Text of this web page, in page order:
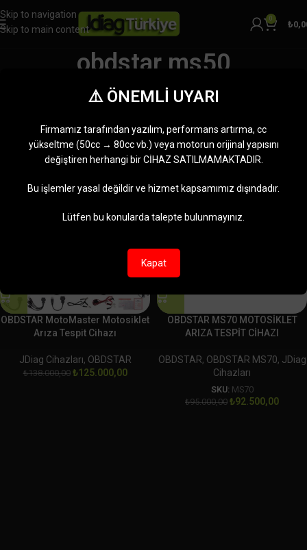
Skip to navigation
Skip to main content
0
₺
obdstar ms50
Ürünler “obdstar ms50” olarak etiketlendi
Kenar çubuğunu göster
OBDSTAR MotoMaster Motosiklet
Arıza Tespit Cihazı
JDiag Cihazları, OBDSTAR
₺138.000,00 ₺125.000,00
OBDSTAR MS70 MOTOSİKLET
ARIZA TESPİT CİHAZI
OBDSTAR, OBDSTAR MS70, JDiag
Cihazları
SKU: MS70
₺95.000,00 ₺92.500,00
⚠️ ÖNEMLİ UYARI
Firmamız tarafından yazılım, performans artırma, cc
yükseltme (50cc → 80cc vb.) veya motorun orijinal yapısını
değiştiren herhangi bir CİHAZ SATILMAMAKTADIR.
Bu işlemler yasal değildir ve hizmet kapsamımız dışındadır.
Lütfen bu konularda talepte bulunmayınız.
Kapat